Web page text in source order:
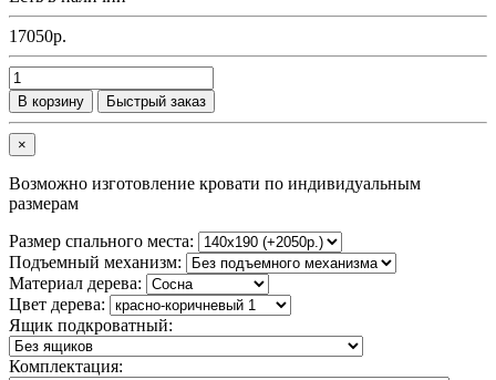
17050р.
В корзину Быстрый заказ
×
Возможно изготовление кровати по индивидуальным
размерам
Размер спального места:
Подъемный механизм:
Материал дерева:
Цвет дерева:
Ящик подкроватный:
Комплектация: